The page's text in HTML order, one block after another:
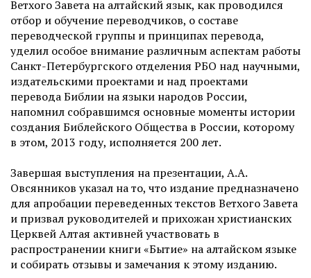
Ветхого Завета на алтайский язык, как проводился
отбор и обучение переводчиков, о составе
переводческой группы и принципах перевода,
уделил особое внимание различным аспектам работы
Санкт-Петербургского отделения РБО над научными,
издательскими проектами и над проектами
перевода Библии на языки народов России,
напомнил собравшимся основные моменты истории
создания Библейского Общества в России, которому
в этом, 2013 году, исполняется 200 лет.
Завершая выступления на презентации, А.А.
Овсянников указал на то, что издание предназначено
для апробации переведенных текстов Ветхого Завета
и призвал руководителей и прихожан христианских
Церквей Алтая активней участвовать в
распространении книги «Бытие» на алтайском языке
и собирать отзывы и замечания к этому изданию.